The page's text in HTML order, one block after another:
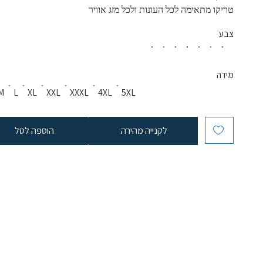
טריקו מתאימה לכל העונות ולכל מזג אוויר
צבע
L XL XXL XXXL 4XL 5XL
מידה
הוספה לסל לקנייה מהירה